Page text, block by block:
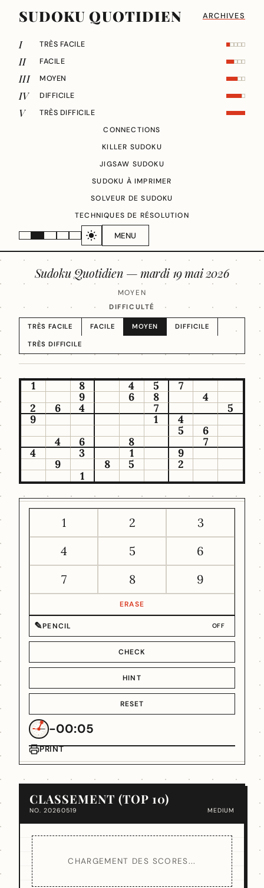
SUDOKU QUOTIDIEN ARCHIVES
MENU
I TRÈS FACILE
II FACILE
III MOYEN
IV DIFFICILE
V
TRÈS DIFFICILE
CONNECTIONS
KILLER SUDOKU
JIGSAW SUDOKU
SUDOKU À IMPRIMER
SOLVEUR DE SUDOKU
TECHNIQUES DE RÉSOLUTION
Sudoku Quotidien —mardi 19 mai 2026
MOYEN
DIFFICULTÉ
TRÈS FACILE FACILE MOYEN DIFFICILE
TRÈS DIFFICILE
1 8 4 5
7
9
6 8
4
2
6 4 7
5
9
1
4
5
6
4
6 8
7
4
3 1
9
9
8 5
2
1
1 2
3
4
5
6
7
8 9
ERASE
✎PENCIL OFF
CHECK
HINT
RESET
-00:05
PRINT
CLASSEMENT (TOP 10)
NO. 20260519 MEDIUM
CHARGEMENT DES SCORES...